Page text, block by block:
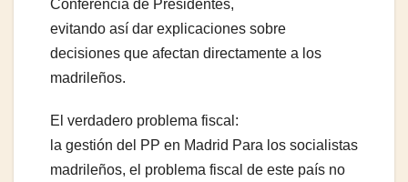
Conferencia de Presidentes,
evitando así dar explicaciones sobre
decisiones que afectan directamente a los
madrileños.
El verdadero problema fiscal:
la gestión del PP en Madrid Para los socialistas
madrileños, el problema fiscal de este país no